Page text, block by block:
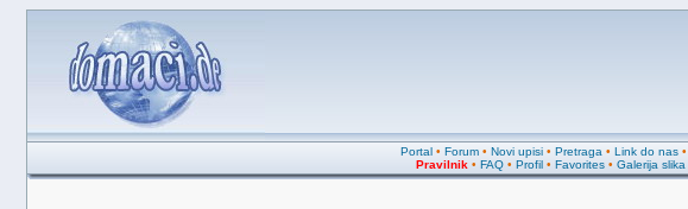
Portal• Forum• Novi upisi• Pretraga • Link do nas•
Pravilnik • FAQ • Profil • Favorites • Galerija slika